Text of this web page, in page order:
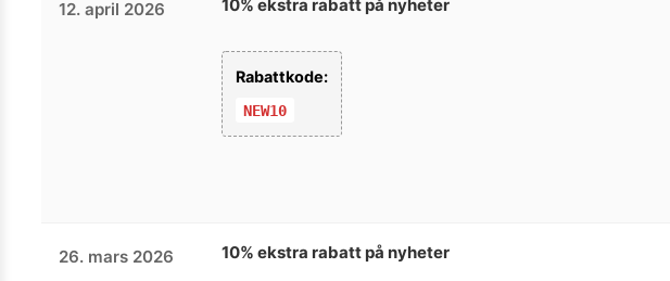
12. april 2026 10% ekstra rabatt på nyheter
Rabattkode:
NEW10
26. mars 2026 10% ekstra rabatt på nyheter